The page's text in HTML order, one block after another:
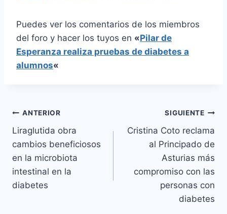
Puedes ver los comentarios de los miembros
del foro y hacer los tuyos en «Pilar de
Esperanza realiza pruebas de diabetes a
alumnos«
Navegación
de
entradas
ANTERIOR
Liraglutida obra
cambios beneficiosos
en la microbiota
intestinal en la
diabetes
SIGUIENTE
Cristina Coto reclama
al Principado de
Asturias más
compromiso con las
personas con
diabetes